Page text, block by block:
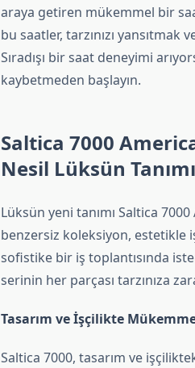
araya getiren mükemmel bir
bu saatler, tarzınızı
Sıradışı bir saat deneyimi
kaybetmeden başlayın.
Saltica 7000
Nesil Lüksün Tanımı
Lüksün yeni tanımı Saltica
benzersiz koleksiyon, estetikle
sofistike bir iş toplantısında
serinin her parçası tarzınıza
Tasarım ve İşçilikte
Saltica 7000, tasarım ve